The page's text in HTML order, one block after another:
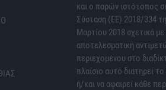
και ο παρών ιστότοπος
Σύσταση (ΕΕ) 2018/334
Μαρτίου 2018 σχετικά
αποτελεσματική
περιεχομένου στο
πλαίσιο αυτό διατηρεί
ή/και να αφαιρεί κάθε